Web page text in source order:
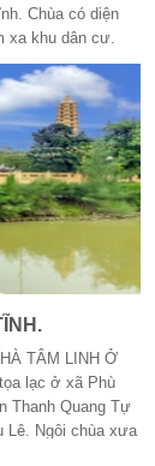
Chùa có diện
xa khu dân cư.
nên chùa có tên
từ dãy Đại Huệ,
Ầm Ầm.
TÂM LINH Ở
lạc ở xã Phù
Thanh Quang Tự
Lê. Ngôi chùa xưa